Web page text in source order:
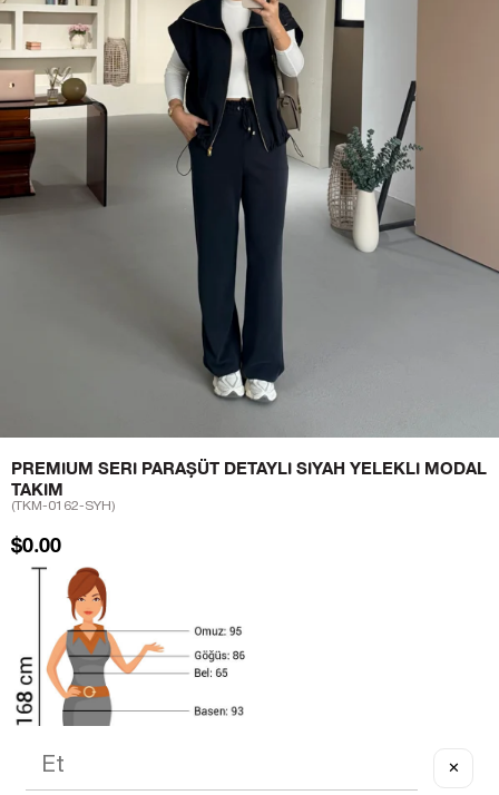
PREMIUM SERI PARAŞÜT DETAYLI SIYAH YELEKLI MODAL
TAKIM
(TKM-0162-SYH)
$0.00
✕